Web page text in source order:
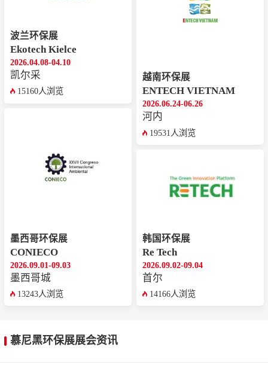
波兰环保展
Ekotech Kielce
2026.04.08-04.10
凯尔采
15160人浏览
墨西哥环保展
CONIECO
2026.09.01-09.03
墨西哥城
13243人浏览
越南环保展
ENTECH VIETNAM
2026.06.24-06.26
河内
19531人浏览
韩国环保展
Re Tech
2026.09.02-09.04
首尔
14166人浏览
慕尼黑环保展展会资讯